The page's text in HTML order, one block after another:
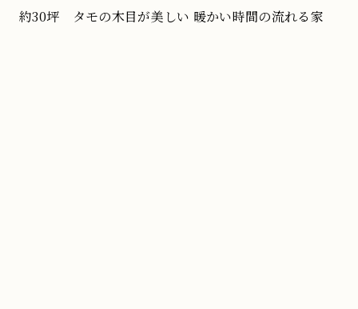
約30坪 タモの木目が美しい 暖かい時間の流れる家